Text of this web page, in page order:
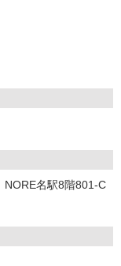
ご連絡します。
事務所面接と選べま
名駅8階801-C